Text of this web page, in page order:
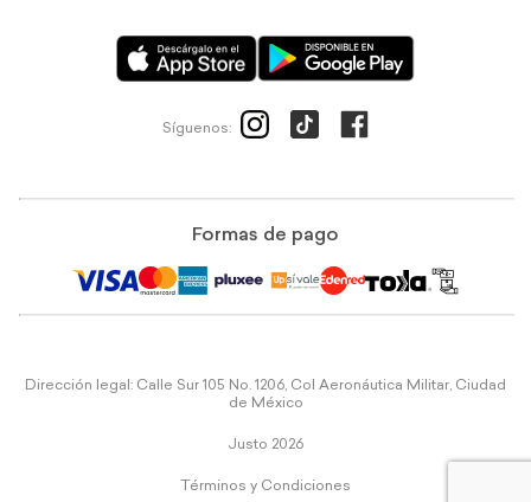
Síguenos:
Formas de pago
Dirección legal: Calle Sur 105 No. 1206, Col Aeronáutica Militar, Ciudad
de México
Justo 2026
Términos y Condiciones